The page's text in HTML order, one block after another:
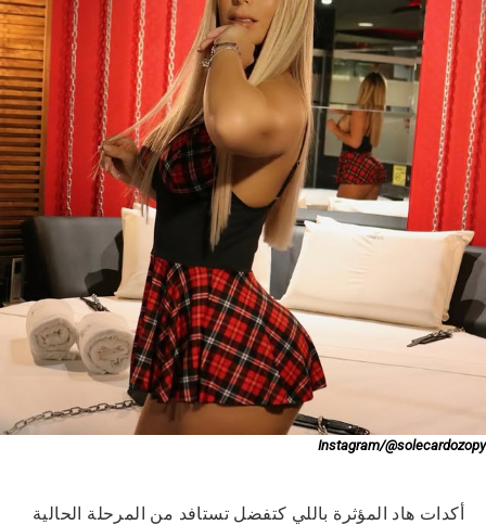
Instagram/@solecardozopy
أكدات هاد المؤثرة باللي كتفضل تستافد من المرحلة الحالية